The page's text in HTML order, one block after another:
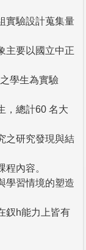
實驗設計蒐集量
主要以國立中正
學生為實驗
，總計60 名大
之研究發現與結
內容。
學習情境的塑造
釵h能力上皆有